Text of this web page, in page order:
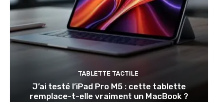
TABLETTE TACTILE
J’ai testé l’iPad Pro M5 : cette tablette
remplace-t-elle vraiment un MacBook ?